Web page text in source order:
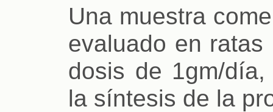
Una muestra
evaluado en
dosis de 1gm/
la síntesis de la